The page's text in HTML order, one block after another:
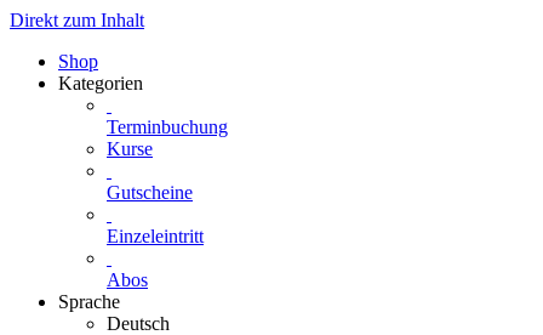
Direkt zum Inhalt
Shop
Kategorien
Terminbuchung
Kurse
Gutscheine
Einzeleintritt
Abos
Sprache
Deutsch